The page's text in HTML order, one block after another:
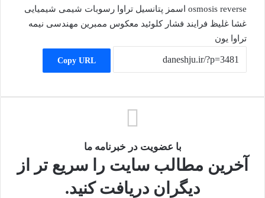
osmosis reverse اسمز پتانسیل تراوا رسوبات شیمی شیمیایی
غشا غلیظ فرایند فشار کلوئید معکوس ممبرین مهندسی نیمه
تراوا
یون
Copy URL
با عضویت در خبرنامه ما
آخرین مطالب سایت را سریع تر از
دیگران دریافت کنید.